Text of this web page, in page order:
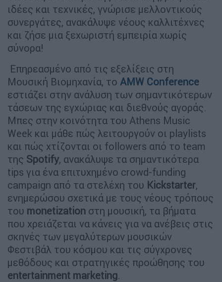
ιδέες και τεχνικές, γνώρισε μελλοντικούς
συνεργάτες, ανακάλυψε νέους καλλιτέχνες
και ζήσε μια ξεχωριστή εμπειρία χωρίς
σύνορα!
Επηρεασμένο από τις εξελίξεις στη
Μουσική Βιομηχανία, το AMW Conference
εστιάζει στην ανάλυση των σημαντικότερων
τάσεων της εγχώριας και διεθνούς αγοράς.
Μπες στην κοινότητα του Athens Music
Week και μάθε πώς λειτουργούν οι playlists
και πώς χτίζονται οι followers από το team
της Spotify, ανακάλυψε τα σημαντικότερα
tips για ένα επιτυχημένο crowd-funding
campaign από τα στελέχη του Kickstarter,
ενημερώσου σχετικά με τους νέους τρόπους
του monetization στη μουσική, τα βήματα
που χρειάζεται να κάνεις για να ανέβεις στις
σκηνές των μεγαλύτερων μουσικών
Φεστιβάλ του κόσμου και τις σύγχρονες
μεθόδους και στρατηγικές προώθησης του
entertainment marketing.